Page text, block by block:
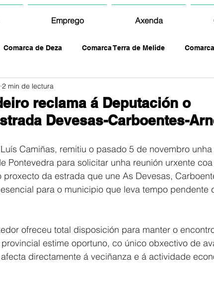
Emprego Axenda
Comarca de Deza Comarca Terra de Melide
reclama á Deputación o
Devesas-Carboentes-
2 min de lectura
Camiñas, remitiu o pasado 5 de novembro
Pontevedra para solicitar unha reunión urxente coa
da estrada que une As Devesas,
para o municipio que leva tempo pendente
ofreceu total disposición para manter o
estime oportuno, co único obxectivo de
directamente á veciñanza e á actividade